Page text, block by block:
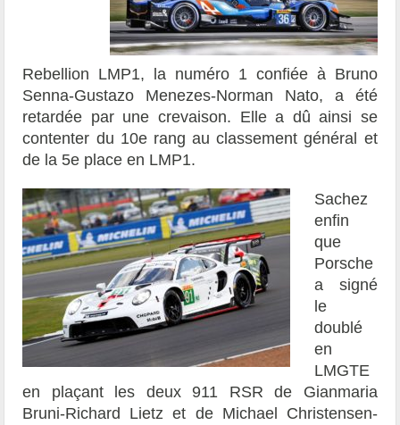
Rebellion LMP1, la numéro 1 confiée à Bruno
Senna-Gustazo Menezes-Norman Nato, a été
retardée par une crevaison. Elle a dû ainsi se
contenter du 10e rang au classement général et
de la 5e place en LMP1.
Sachez
enfin
que
Porsche
a signé
le
doublé
en
LMGTE
en plaçant les deux 911 RSR de Gianmaria
Bruni-Richard Lietz et de Michael Christensen-